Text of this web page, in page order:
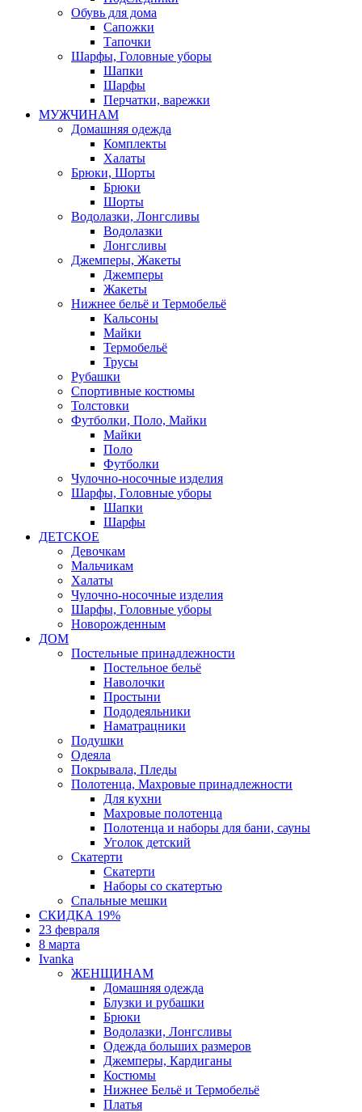
Обувь для дома
Сапожки
Тапочки
Шарфы, Головные уборы
Шапки
Шарфы
Перчатки, варежки
МУЖЧИНАМ
Домашняя одежда
Комплекты
Халаты
Брюки, Шорты
Брюки
Шорты
Водолазки, Лонгсливы
Водолазки
Лонгсливы
Джемперы, Жакеты
Джемперы
Жакеты
Нижнее бельё и Термобельё
Кальсоны
Майки
Термобельё
Трусы
Рубашки
Спортивные костюмы
Толстовки
Футболки, Поло, Майки
Майки
Поло
Футболки
Чулочно-носочные изделия
Шарфы, Головные уборы
Шапки
Шарфы
ДЕТСКОЕ
Девочкам
Мальчикам
Халаты
Чулочно-носочные изделия
Шарфы, Головные уборы
Новорожденным
ДОМ
Постельные принадлежности
Постельное бельё
Наволочки
Простыни
Пододеяльники
Наматрацники
Подушки
Одеяла
Покрывала, Пледы
Полотенца, Махровые принадлежности
Для кухни
Махровые полотенца
Полотенца и наборы для бани, сауны
Уголок детский
Скатерти
Скатерти
Наборы со скатертью
Спальные мешки
СКИДКА 19%
23 февраля
8 марта
Ivanka
ЖЕНЩИНАМ
Домашняя одежда
Блузки и рубашки
Брюки
Водолазки, Лонгсливы
Одежда больших размеров
Джемперы, Кардиганы
Костюмы
Нижнее Бельё и Термобельё
Платья